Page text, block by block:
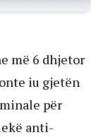
më 6 dhjetor
iu gjetën
për
anti-